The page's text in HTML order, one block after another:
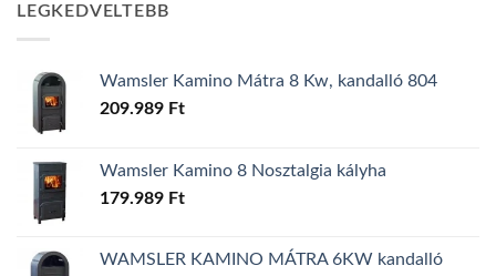
LEGKEDVELTEBB
Wamsler Kamino Mátra 8 Kw, kandalló 804
209.989 Ft
Wamsler Kamino 8 Nosztalgia kályha
179.989 Ft
WAMSLER KAMINO MÁTRA 6KW kandalló